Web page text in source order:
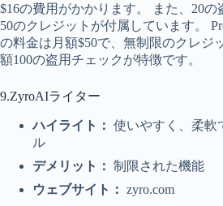
$16の費用がかかります。 また、20の
50のクレジットが付属しています。
の料金は月額$50で、無制限のクレジ
額100の盗用チェックが特徴です。
9.ZyroAIライター
ハイライト： 使いやすく、柔軟
ル
デメリット： 制限された機能
ウェブサイト： zyro.com